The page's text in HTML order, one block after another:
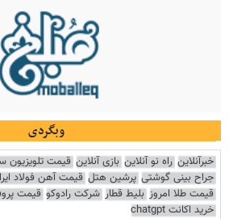
وبگردی
خبرآنلاین راه نو آنلاین بازی آنلاین قیمت تلویزیون
جراح بینی گوشتی پرشین هتل قیمت آهن فولاد
قیمت طلا امروز بلیط قطار شرکت رادوکو قیمت
خرید اکانت chatgpt